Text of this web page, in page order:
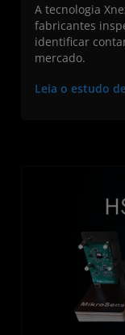
A tecnologia
fabricantes
identificar
mercado.
Leia o estudo